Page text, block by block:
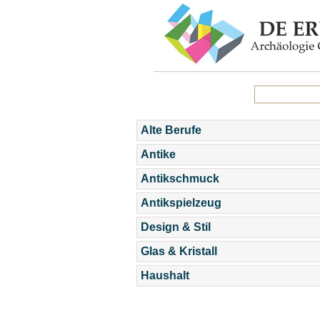
Alte Berufe
Antike
Antikschmuck
Antikspielzeug
Design & Stil
Glas & Kristall
Haushalt